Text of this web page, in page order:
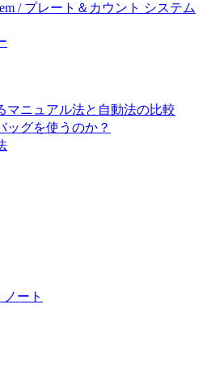
/ プレート＆カウント システム
マニュアル法と自動法の比較
ッグを使うのか？
ート